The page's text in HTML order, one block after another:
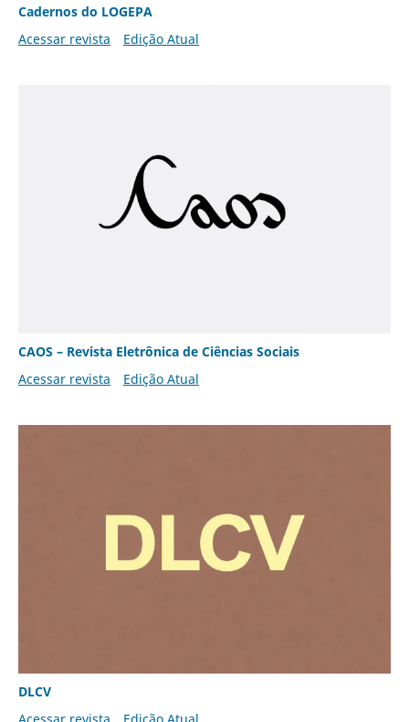
Cadernos do LOGEPA
Acessar revista
Edição Atual
CAOS – Revista Eletrônica de Ciências Sociais
Acessar revista
Edição Atual
DLCV
Acessar revista
Edição Atual